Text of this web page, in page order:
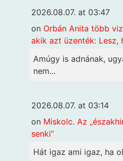
2026.08.07. at 03:47
on Orbán Anita több
akik azt üzenték: Lesz,
Amúgy is adnának,
nem...
2026.08.07. at 03:14
on Miskolc. Az
senki”
Hát igaz ami igaz, ha